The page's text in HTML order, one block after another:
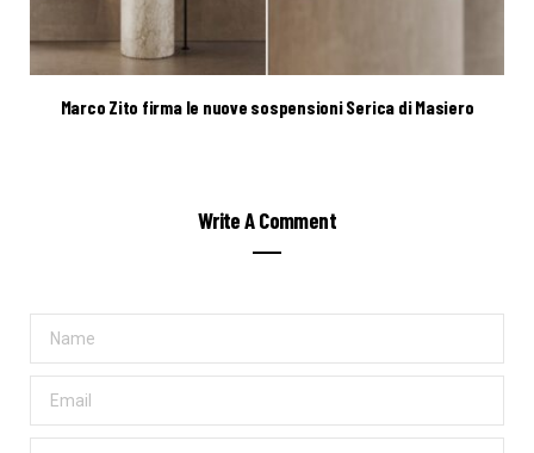
Marco Zito firma le nuove sospensioni Serica di Masiero
Write A Comment